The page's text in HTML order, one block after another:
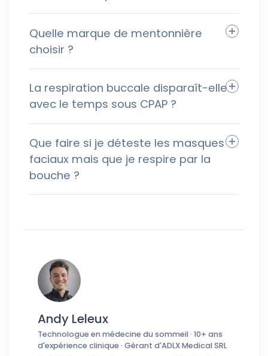
Quelle marque de mentonnière
choisir ?
La respiration buccale disparaît-elle
avec le temps sous CPAP ?
Que faire si je déteste les masques
faciaux mais que je respire par la
bouche ?
Andy Leleux
Technologue en médecine du sommeil · 10+ ans
d'expérience clinique · Gérant d'ADLX Medical SRL